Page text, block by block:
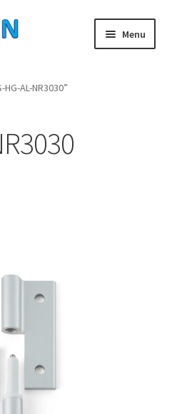
Menu
AL-NR3030”